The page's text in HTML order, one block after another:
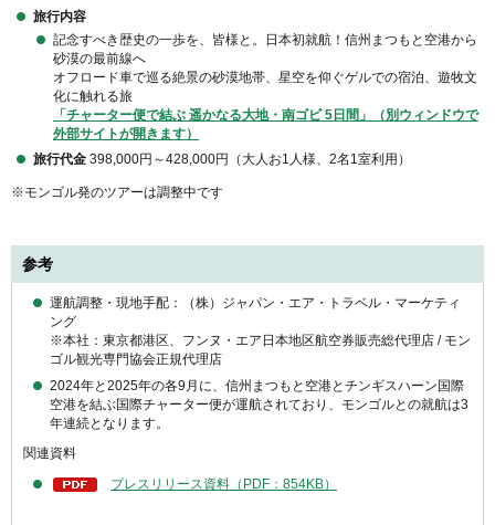
旅行内容
記念すべき歴史の一歩を、皆様と。日本初就航！信州まつもと空港から
砂漠の最前線へ
オフロード車で巡る絶景の砂漠地帯、星空を仰ぐゲルでの宿泊、遊牧文
化に触れる旅
「チャーター便で結ぶ 遥かなる大地・南ゴビ 5日間」（別ウィンドウで
外部サイトが開きます）
旅行代金 398,000円～428,000円（大人お1人様、2名1室利用）
※モンゴル発のツアーは調整中です
参考
運航調整・現地手配：（株）ジャパン・エア・トラベル・マーケティ
ング
※本社：東京都港区、フンヌ・エア日本地区航空券販売総代理店 / モン
ゴル観光専門協会正規代理店
2024年と2025年の各9月に、信州まつもと空港とチンギスハーン国際
空港を結ぶ国際チャーター便が運航されており、モンゴルとの就航は3
年連続となります。
関連資料
プレスリリース資料（PDF：854KB）